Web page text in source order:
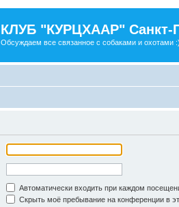
КЛУБ "КУРЦХААР" Санкт-
Обсуждаем все связанное с собаками и охотами
Автоматически входить при каждом
Скрыть моё пребывание на конференции в